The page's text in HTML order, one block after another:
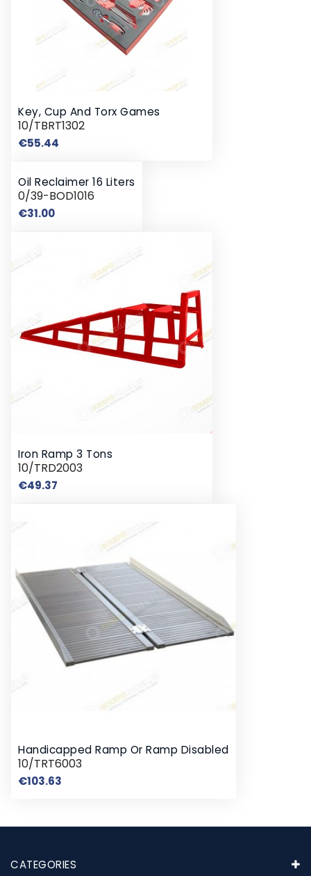
Key, Cup And Torx Games
10/TBRT1302
€55.44
Oil Reclaimer 16 Liters
0/39-BOD1016
€31.00Price
Iron Ramp 3 Tons
10/TRD2003
€49.37
Handicapped Ramp Or Ramp Disabled
10/TRT6003
€103.63
CATEGORIES